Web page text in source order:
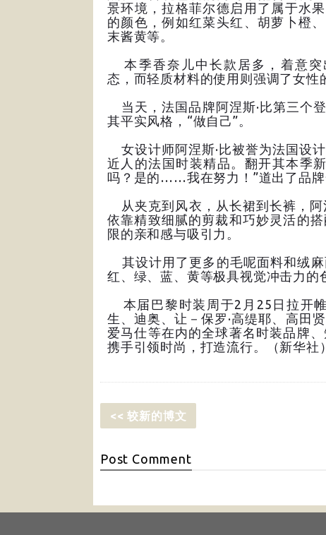
景环境，拉格菲尔德启用了属于水
的颜色，例如红菜头红、胡萝卜橙
末酱黄等。
本季香奈儿中长款居多，着意突
态，而轻质材料的使用则强调了女性
当天，法国品牌阿涅斯·比第三个
其平实风格，“做自己”。
女设计师阿涅斯·比被誉为法国设
近人的法国时装精品。翻开其本季
吗？是的……我在努力！”道出了品牌
从夹克到风衣，从长裙到长裤，阿
依靠精致细腻的剪裁和巧妙灵活的
限的亲和感与吸引力。
其设计用了更多的毛呢面料和绒麻
红、绿、蓝、黄等极具视觉冲击力的
本届巴黎时装周于2月25日拉开
生、迪奥、让－保罗·高缇耶、高田
爱马仕等在内的全球著名时装品牌
携手引领时尚，打造流行。（新华社）
<< 较新的博文
Post Comment